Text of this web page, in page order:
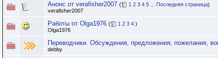
Анонс от verafisher2007 ( 1 2 3 4 5 Последняя страница)
verafisher2007
Работы от Olga1976 ( 1 2 3 4 )
Olga1976
Переводчики. Обсуждения, предложения, пожелания,
debby